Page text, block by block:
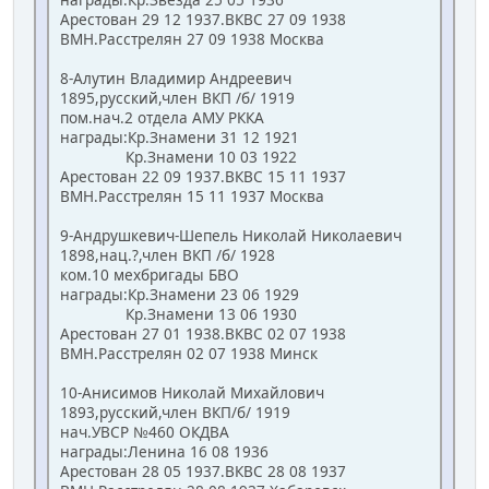
Арестован 29 12 1937.ВКВС 27 09 1938
ВМН.Расстрелян 27 09 1938 Москва
8-Алутин Владимир Андреевич
1895,русский,член ВКП /б/ 1919
пом.нач.2 отдела АМУ РККА
награды:Кр.Знамени 31 12 1921
Кр.Знамени 10 03 1922
Арестован 22 09 1937.ВКВС 15 11 1937
ВМН.Расстрелян 15 11 1937 Москва
9-Андрушкевич-Шепель Николай Николаевич
1898,нац.?,член ВКП /б/ 1928
ком.10 мехбригады БВО
награды:Кр.Знамени 23 06 1929
Кр.Знамени 13 06 1930
Арестован 27 01 1938.ВКВС 02 07 1938
ВМН.Расстрелян 02 07 1938 Минск
10-Анисимов Николай Михайлович
1893,русский,член ВКП/б/ 1919
нач.УВСР №460 ОКДВА
награды:Ленина 16 08 1936
Арестован 28 05 1937.ВКВС 28 08 1937